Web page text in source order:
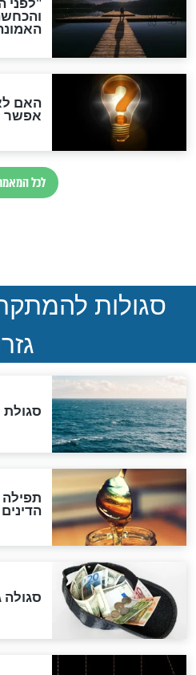
הותר
נהרגו בדרום
ההסכם
סימני שאלה
"מודה
לכל המאמרים
אחרית
האם אפשר